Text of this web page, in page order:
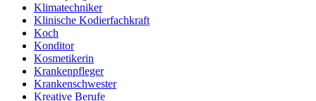
Klimatechniker
Klinische Kodierfachkraft
Koch
Konditor
Kosmetikerin
Krankenpfleger
Krankenschwester
Kreative Berufe